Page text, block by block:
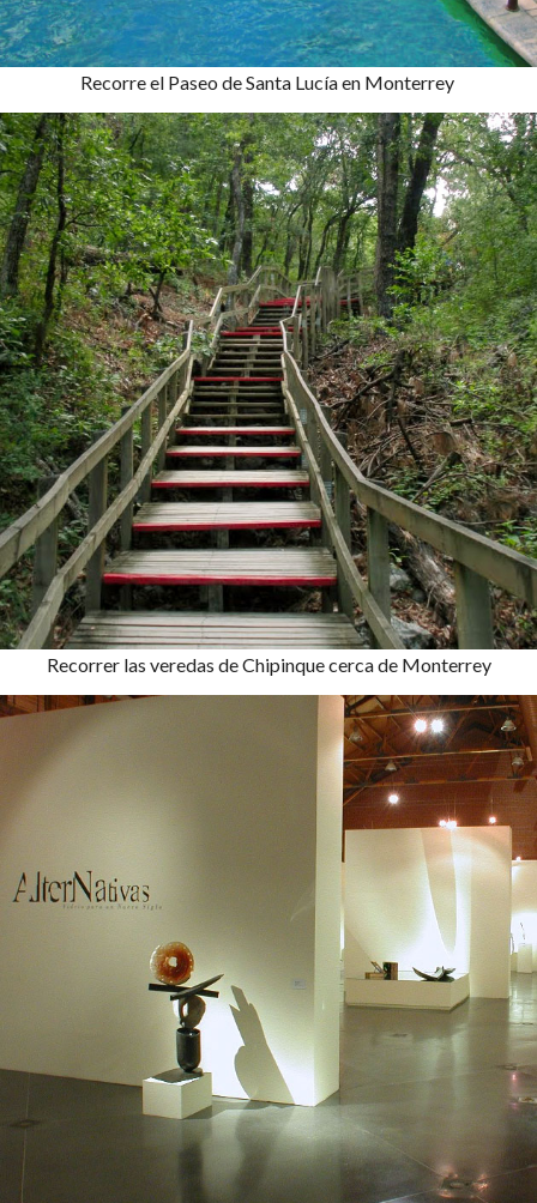
Recorre el Paseo de Santa Lucía en Monterrey
Recorrer las veredas de Chipinque cerca de Monterrey